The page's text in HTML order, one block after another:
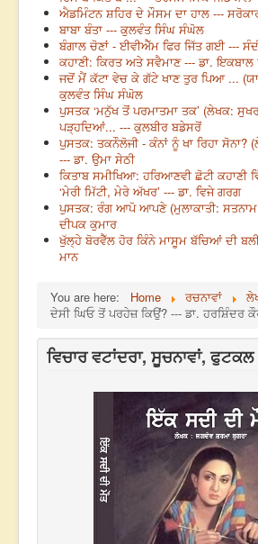
ਐਡਮਿੰਟਨ ਸ਼ਹਿਰ ਦੇ ਮੌਸਮ ਦਾ ਹਾਲ ---
ਬਾਬਾ ਬੰਤਾ --- ਕੁਲਵੰਤ ਸਿੰਘ ਸੰਘੋਲ
ਬੰਗਾਲ ਚੋਣਾਂ - ਈਵੀਐੱਮ ਫਿਰ ਜਿੱਤ ਗਈ ---
ਕਹਾਣੀ: ਕਿਰਤ ਅਤੇ ਸਵੈਮਾਣ --- ਡਾ.
ਜਦੋਂ ਮੈਂ ਕੱਟਾ ਵੇਚ ਕੇ ਗੱਟੇ ਖਾਣ ਤੁਰ ਪਿਆ ...
ਕੁਲਵੰਤ ਸਿੰਘ ਸੰਘੋਲ
ਪੁਸਤਕ ‘ਮਨੁੱਖ ਤੋਂ ਪਰਮਾਤਮਾ ਤਕ’ (ਲੇਖਕ:
ਪੜ੍ਹਦਿਆਂ... --- ਕੁਲਬੀਰ ਬਡੇਸਰੋਂ
ਪੁਸਤਕ: ਤਕਨੌਲੋਜੀ - ਕੰਨਾਂ ਨੂੰ ਖਾ ਰਿਹਾ
--- ਡਾ. ਉਮਾ ਸੇਠੀ
ਕਿਤਾਬ ਸਮੀਖਿਆ: ਹਰਿਆਣਵੀ ਛੋਟੀ ਕਹਾਣੀ
‘ਮੇਰੀ ਮਿੱਟੀ, ਮੇਰੇ ਅੱਖਰ’ --- ਡਾ. ਵਿਜੇ ਗਰਗ
ਪੁਸਤਕ: ਰੰਗ ਆਪੋ ਆਪਣੇ (ਮੁਲਾਕਾਤੀ: ਸਤਨਾਮ
ਦੀਪਕ ਕੁਮਾਰ
ਖੁੱਲ੍ਹੇ ਬੋਰਵੈੱਲ ਹੋਰ ਕਿੰਨੇ ਮਾਸੂਮ ਬੱਚਿਆਂ ਦੀ
ਮਾਨ
You are here: Home ਰਚਨਾਵਾਂ
ਦੇਸੀ ਘਿਓ ਤੋਂ ਪਰਹੇਜ਼ ਕਿਉਂ? --- ਡਾ. ਹਰਸ਼ਿੰਦਰ
ਵਿਚਾਰ ਵਟਾਂਦਰਾ, ਸੂਚਨਾਵਾਂ, ਫੁਟਕਲ